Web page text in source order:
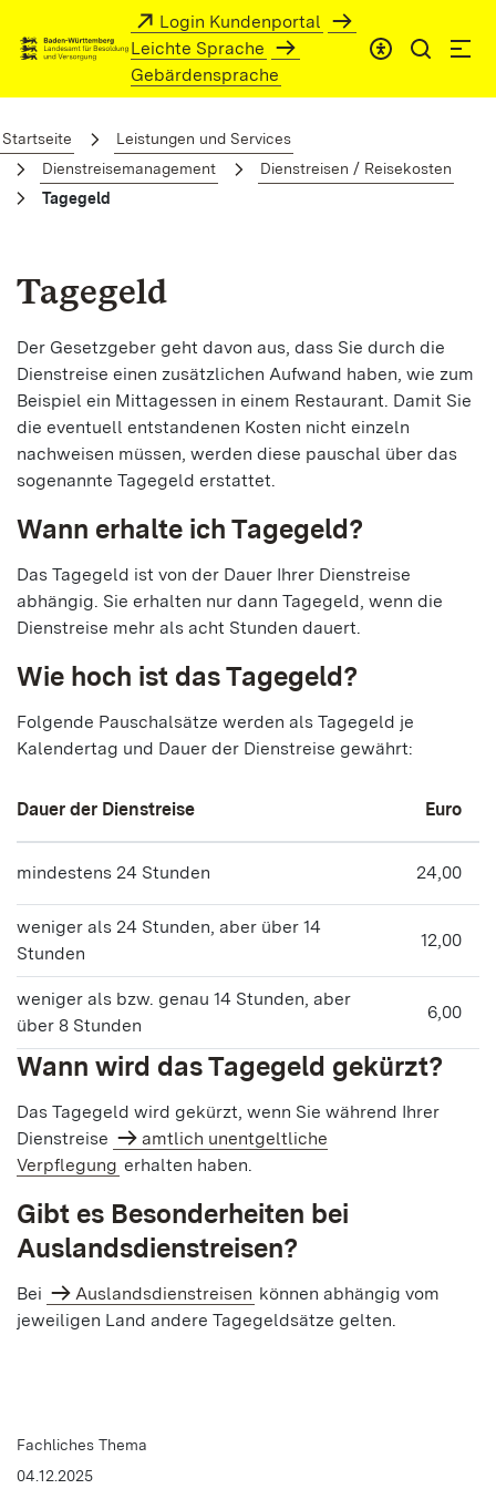
Zum Hauptinhalt springenLogin Kundenportal
Leichte Sprache
Gebärdensprache
Startseite
Leistungen und Services
Dienstreisemanagement
Dienstreisen / Reisekosten
Tagegeld
Fachliches Thema
04.12.2025
Tagegeld
Der Gesetzgeber geht davon aus, dass Sie durch die
Dienstreise einen zusätzlichen Aufwand haben, wie zum
Beispiel ein Mittagessen in einem Restaurant. Damit Sie
die eventuell entstandenen Kosten nicht einzeln
nachweisen müssen, werden diese pauschal über das
sogenannte Tagegeld erstattet.
Wann erhalte ich Tagegeld?
Das Tagegeld ist von der Dauer Ihrer Dienstreise
abhängig. Sie erhalten nur dann Tagegeld, wenn die
Dienstreise mehr als acht Stunden dauert.
Wie hoch ist das Tagegeld?
Folgende Pauschalsätze werden als Tagegeld je
Kalendertag und Dauer der Dienstreise gewährt:
Dauer der Dienstreise Euro
mindestens 24 Stunden 24,00
weniger als 24 Stunden, aber über 14
Stunden
12,00
weniger als bzw. genau 14 Stunden, aber
über 8 Stunden
6,00
Wann wird das Tagegeld gekürzt?
Das Tagegeld wird gekürzt, wenn Sie während Ihrer
Dienstreise
amtlich unentgeltliche
Verpflegung erhalten haben.
Gibt es Besonderheiten bei
Auslandsdienstreisen?
Bei Auslandsdienstreisen können abhängig vom
jeweiligen Land andere Tagegeldsätze gelten.